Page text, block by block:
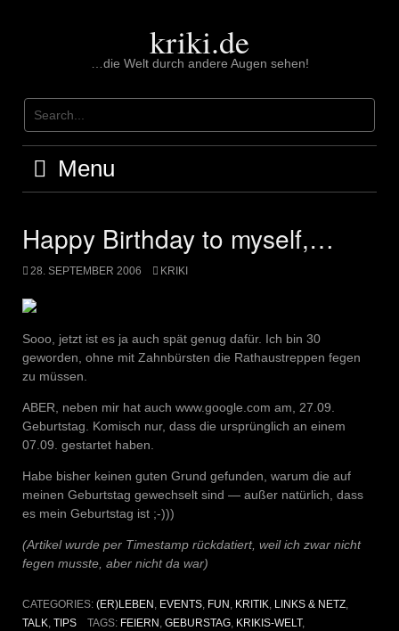
kriki.de
…die Welt durch andere Augen sehen!
Menu
Happy Birthday to myself,…
28. SEPTEMBER 2006 KRIKI
Sooo, jetzt ist es ja auch spät genug dafür. Ich bin 30
geworden, ohne mit Zahnbürsten die Rathaustreppen fegen
zu müssen.
ABER, neben mir hat auch www.google.com am, 27.09.
Geburtstag. Komisch nur, dass die ursprünglich an einem
07.09. gestartet haben.
Habe bisher keinen guten Grund gefunden, warum die auf
meinen Geburtstag gewechselt sind — außer natürlich, dass
es mein Geburtstag ist ;-)))
(Artikel wurde per Timestamp rückdatiert, weil ich zwar nicht
fegen musste, aber nicht da war)
CATEGORIES: (ER)LEBEN , EVENTS, FUN , KRITIK, LINKS & NETZ,
TALK, TIPS TAGS: FEIERN , GEBURSTAG, KRIKIS-WELT,